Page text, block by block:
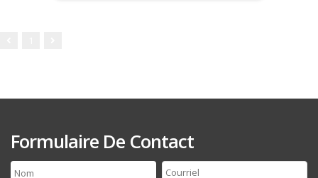
Formulaire De Contact